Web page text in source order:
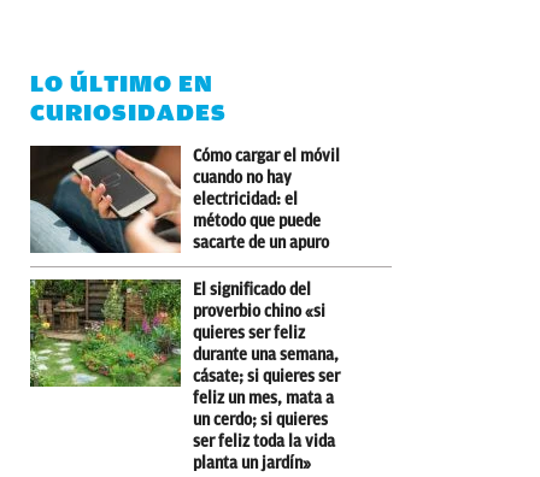
LO ÚLTIMO EN
CURIOSIDADES
Cómo cargar el móvil
cuando no hay
electricidad: el
método que puede
sacarte de un apuro
El significado del
proverbio chino «si
quieres ser feliz
durante una semana,
cásate; si quieres ser
feliz un mes, mata a
un cerdo; si quieres
ser feliz toda la vida
planta un jardín»